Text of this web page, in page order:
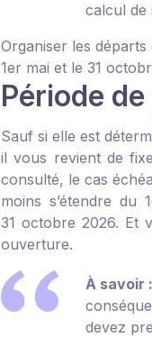
calcul de
Organiser les
1er mai et le 31
Période
Sauf si elle est
il vous revient de
consulté, le cas
moins s’étendre du 1
31 octobre 2026. Et
ouverture.
À savoir :
devez